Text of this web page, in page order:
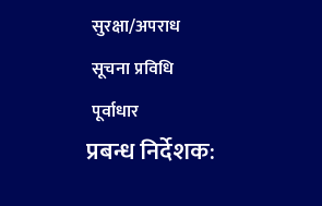
सुरक्षा/अपराध
सूचना प्रविधि
पूर्वाधार
प्रबन्ध निर्देशक: